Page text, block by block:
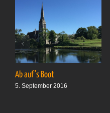
Ab auf’s Boot
5. September 2016